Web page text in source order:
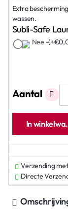
Extra
wassen.
Subli-Safe
Nee -
Aantal
In
Verzending
Directe